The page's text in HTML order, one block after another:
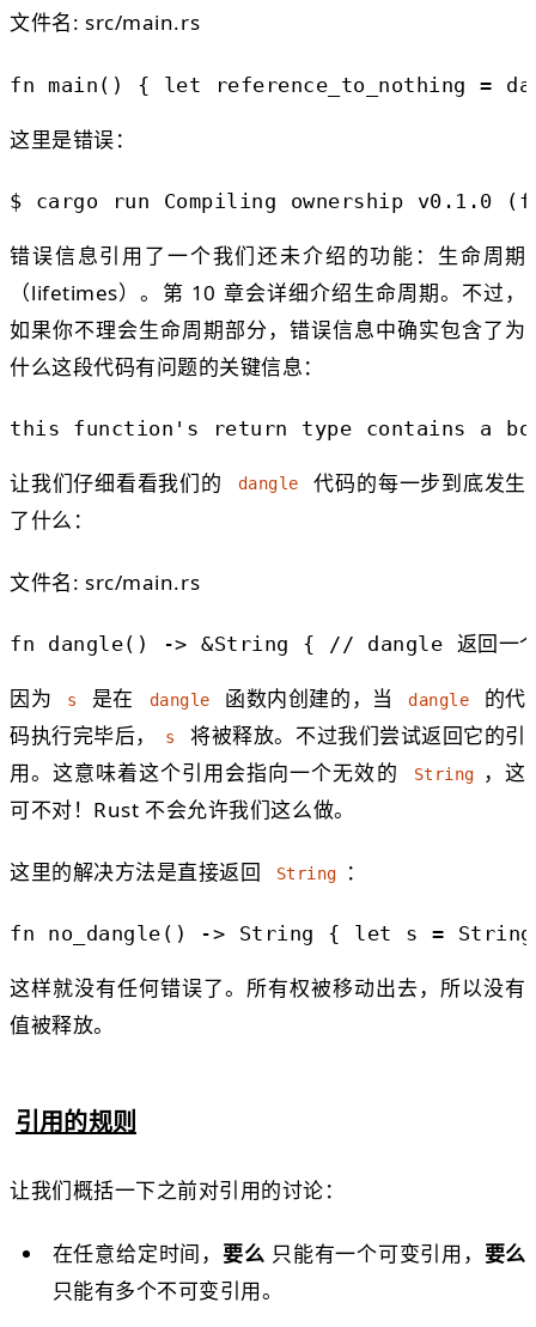
文件名: src/main.rs
fn main () { let reference_to_nothing =
这里是错误：
$ cargo run Compiling ownership
错误信息引用了一个我们还未介绍的功能：生命周期
（lifetimes）。第 10 章会详细介绍生命周期。不过，
如果你不理会生命周期部分，错误信息中确实包含了为
什么这段代码有问题的关键信息：
this function's return type contains a
让我们仔细看看我们的 dangle
代码的每一步到底发生
了什么：
文件名: src/main.rs
fn dangle() -> &String { // dangle 返回一个
因为 s 是在 dangle 函数内创建的，当 dangle
的代
码执行完毕后，
s
将被释放。不过我们尝试返回它的引
用。这意味着这个引用会指向一个无效的
String
，这
可不对！Rust 不会允许我们这么做。
这里的解决方法是直接返回 String ：
fn no_dangle () -> String { let s = String
这样就没有任何错误了。所有权被移动出去，所以没有
值被释放。
引用的规则
让我们概括一下之前对引用的讨论：
在任意给定时间， 要么 只能有一个可变引用， 要么
只能有多个不可变引用。